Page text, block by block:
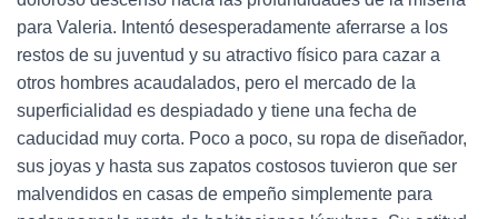
para Valeria. Intentó desesperadamente aferrarse a los
restos de su juventud y su atractivo físico para cazar a
otros hombres acaudalados, pero el mercado de la
superficialidad es despiadado y tiene una fecha de
caducidad muy corta. Poco a poco, su ropa de diseñador,
sus joyas y hasta sus zapatos costosos tuvieron que ser
malvendidos en casas de empeño simplemente para